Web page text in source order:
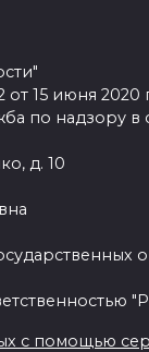
15 июня 2020
по надзору
д. 10
с помощью